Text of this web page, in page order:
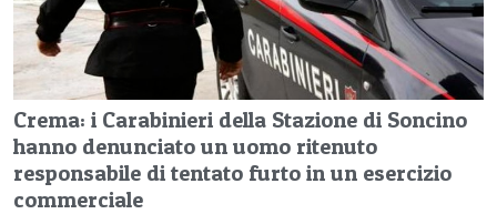
Crema: i Carabinieri della Stazione di Soncino
hanno denunciato un uomo ritenuto
responsabile di tentato furto in un esercizio
commerciale